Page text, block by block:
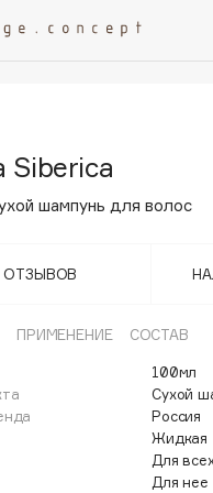
Siberica
шампунь для волос
ОТЗЫВОВ
ПРИМЕНЕНИЕ СОСТАВ
100мл
Сухой
Россия
Жидкая
Для
Для нее